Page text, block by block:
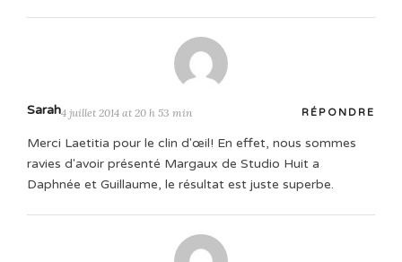
Sarah4 juillet 2014 at 20 h 53 min RÉPONDRE
Merci Laetitia pour le clin d'œil! En effet, nous sommes
ravies d'avoir présenté Margaux de Studio Huit a
Daphnée et Guillaume, le résultat est juste superbe.